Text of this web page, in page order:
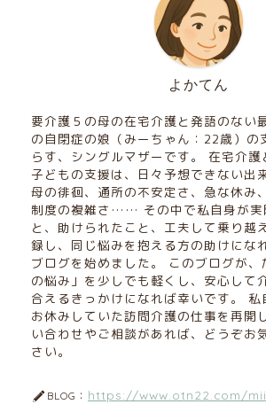
よかてん
要介護５の母の在宅介護と発語のない
の自閉症の娘（みーちゃん：22歳）の
らす、シングルマザーです。 在宅介護
子どもの支援は、日々予想できない出
母の徘徊、通所の不安定さ、急な休み
制度の複雑さ…… その中で私自身が実
と、助けられたこと、工夫して乗り越
録し、同じ悩みを抱える方の助けにな
ブログを始めました。 このブログが、
の悩み」を少しでも軽くし、安心して
合えるきっかけになれば幸いです。 私
お休みしていた訪問介護の仕事を再開
い合わせやご相談があれば、どうぞお
さい。
BLOG： https://www.otn22.com/mii